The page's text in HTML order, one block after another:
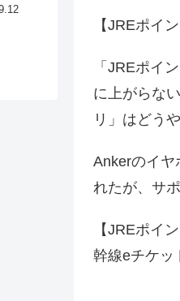
【JREポイ
「JREポイ
に上がらな
リ」はどう
Ankerのイヤ
れたが、サ
【JREポイ
幹線eチケッ